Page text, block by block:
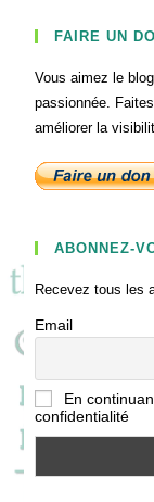
FAIRE UN
Vous aimez le
passionnée.
améliorer la
ABONNEZ-
Recevez tous les
Email
En
confidentialité